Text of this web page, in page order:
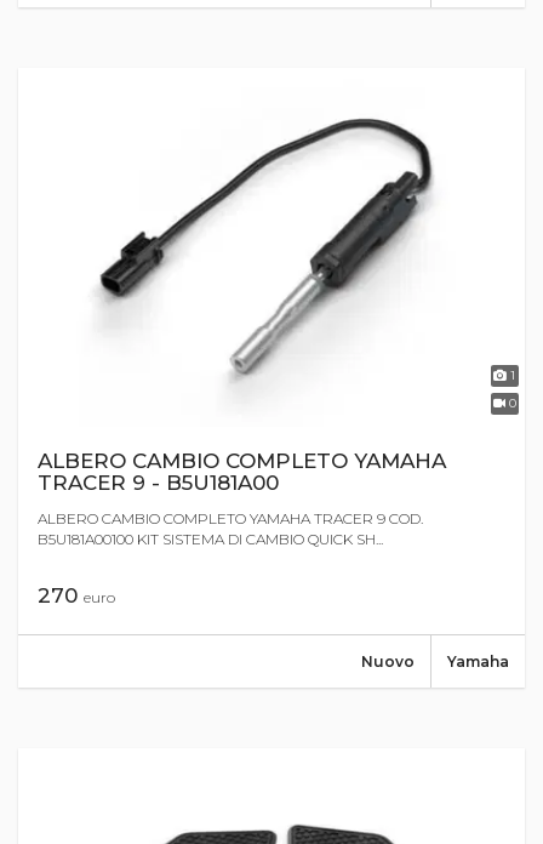
1
0
ALBERO CAMBIO COMPLETO YAMAHA
TRACER 9 - B5U181A00
ALBERO CAMBIO COMPLETO YAMAHA TRACER 9 COD.
B5U181A00100 KIT SISTEMA DI CAMBIO QUICK SH...
270 euro
Yamaha
Nuovo